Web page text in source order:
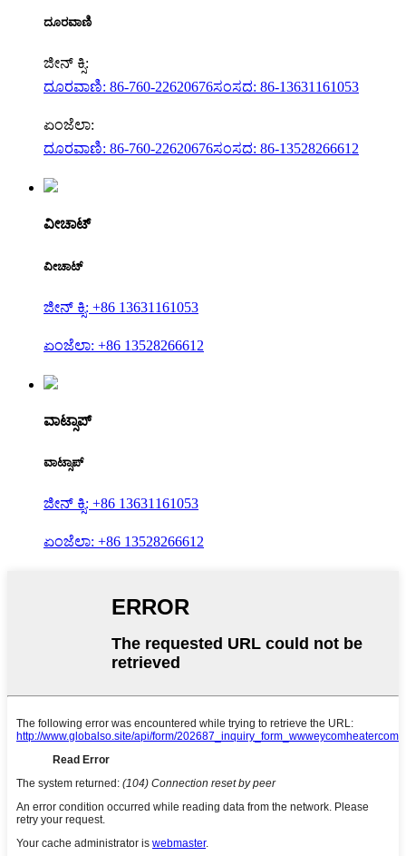
ದೂರವಾಣಿ
ಜೀನ್ ಕ್ಸಿ:
ದೂರವಾಣಿ: 86-760-22620676ಸಂಸದ: 86-13631161053
ಏಂಜೆಲಾ:
ದೂರವಾಣಿ: 86-760-22620676ಸಂಸದ: 86-13528266612
ವೀಚಾಟ್
ವೀಚಾಟ್
ಜೀನ್ ಕ್ಸಿ: +86 13631161053
ಏಂಜೆಲಾ: +86 13528266612
ವಾಟ್ಸಾಪ್
ವಾಟ್ಸಾಪ್
ಜೀನ್ ಕ್ಸಿ: +86 13631161053
ಏಂಜೆಲಾ: +86 13528266612